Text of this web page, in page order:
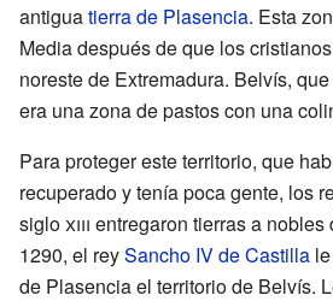
antiguatierra de Plasencia. Esta
Media después de que los
noreste de Extremadura. Belvís,
era una zona de pastos con una
Para proteger este territorio, que
recuperado y tenía poca gente, los
sigloxiii entregaron tierras a nobles
1290, el reySancho IV de Castilla
de Plasencia el territorio de Belvís.